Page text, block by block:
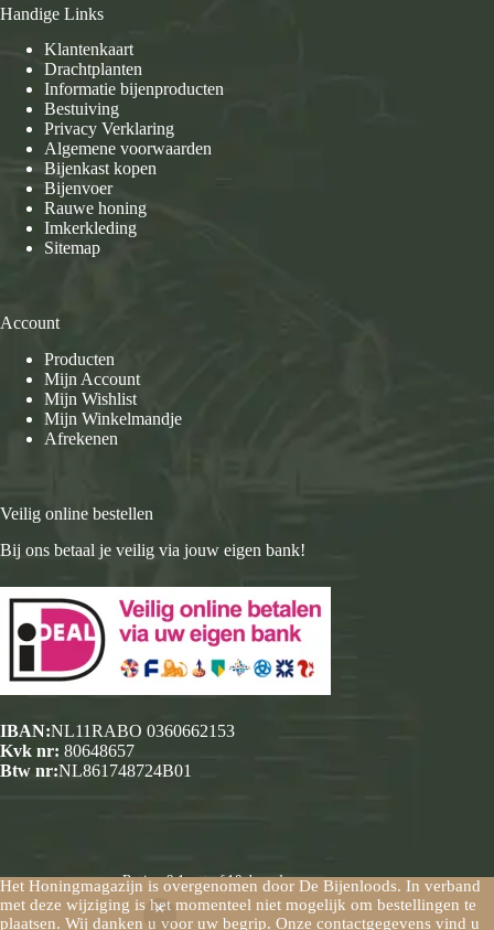
Het Honingmagazijn is overgenomen door De Bijenloods. In verband
met deze wijziging is het momenteel niet mogelijk om bestellingen te
plaatsen. Wij danken u voor uw begrip. Onze contactgegevens vind u
Handige Links
Klantenkaart
Drachtplanten
Informatie bijenproducten
Bestuiving
Privacy Verklaring
Algemene voorwaarden
Bijenkast kopen
Bijenvoer
Rauwe honing
Imkerkleding
Sitemap
Account
Producten
Mijn Account
Mijn Wishlist
Mijn Winkelmandje
Afrekenen
Veilig online bestellen
Bij ons betaal je veilig via jouw eigen bank!
IBAN:NL11RABO 0360662153
Kvk nr: 80648657
Btw nr:NL861748724B01
Rating9.1out of 10, based on
238
customer reviews
Copyright © 2026 Het Honingmagazijn - Mogelijk gemaakt